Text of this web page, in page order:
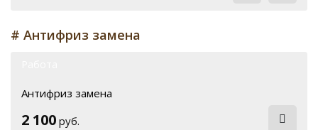
# Антифриз замена
Антифриз замена
2 100 руб.